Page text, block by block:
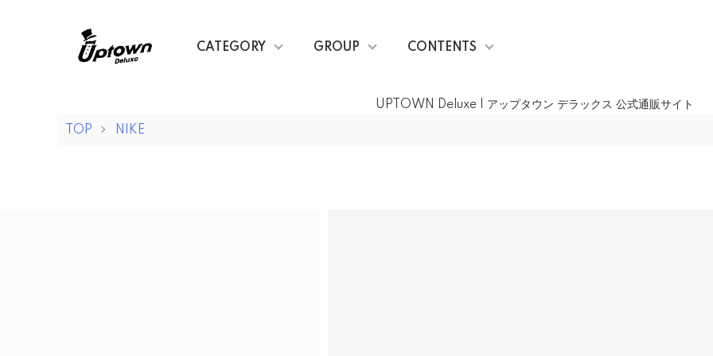
UPTOWN Deluxe | アップタウン デラックス 公式通販サイト
CATEGORY GROUP CONTENTS
TOP NIKE